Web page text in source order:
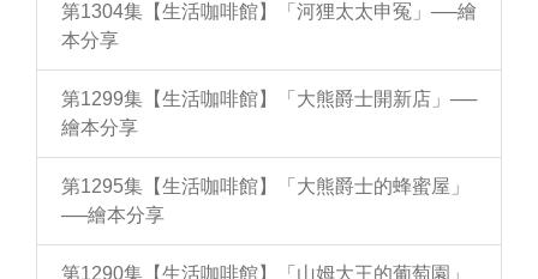
第1304集【生活咖啡館】「河狸太太申冤」──繪
本分享
第1299集【生活咖啡館】「大熊爵士開新店」──
繪本分享
第1295集【生活咖啡館】「大熊爵士的蜂蜜屋」
──繪本分享
第1290集【生活咖啡館】「山姆大王的葡萄園」